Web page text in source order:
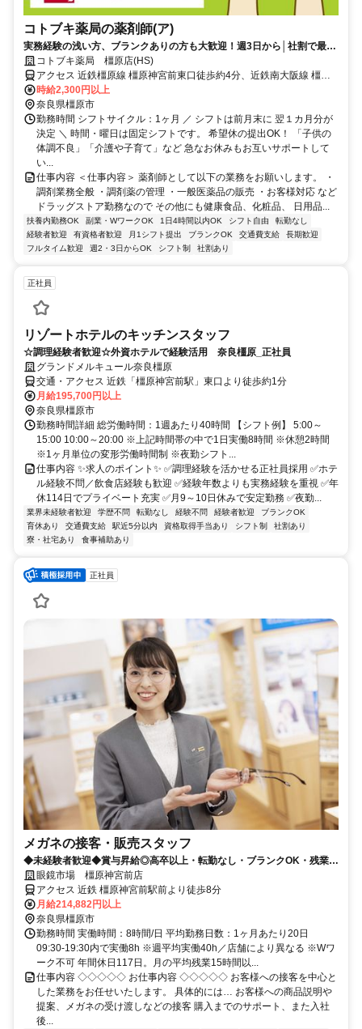
コトブキ薬局の薬剤師(ア)
実務経験の浅い方、ブランクありの方も大歓迎！週3日から│社割で最大
30％オフ♪
コトブキ薬局 橿原店(HS)
アクセス 近鉄橿原線 橿原神宮前東口徒歩約4分、近鉄南大阪線 橿原
神宮前東口徒歩約4分、近鉄吉野線 橿原神宮前東口徒歩約4分 0
時給2,300円以上
奈良県橿原市
勤務時間 シフトサイクル：1ヶ月 ／ シフトは前月末に 翌１カ月分が
決定 ＼ 時間・曜日は固定シフトです。 希望休の提出OK！ 「子供の
体調不良」「介護や子育て」など 急なお休みもお互いサポートして
い...
仕事内容 ＜仕事内容＞ 薬剤師として以下の業務をお願いします。 ・
調剤業務全般 ・調剤薬の管理 ・一般医薬品の販売 ・お客様対応 など
ドラッグストア勤務なので その他にも健康食品、化粧品、 日用品...
扶養内勤務OK 副業・WワークOK 1日4時間以内OK シフト自由
転勤なし
経験者歓迎
有資格者歓迎 月1シフト提出 ブランクOK 交通費支給
長期歓迎
フルタイム歓迎
週2・3日からOK シフト制 社割あり
正社員
リゾートホテルのキッチンスタッフ
☆調理経験者歓迎☆外資ホテルで経験活用 奈良橿原_正社員
グランドメルキュール奈良橿原
交通・アクセス 近鉄「橿原神宮前駅」東口より徒歩約1分
月給195,700円以上
奈良県橿原市
勤務時間詳細 総労働時間：1週あたり40時間 【シフト例】 5:00～
15:00 10:00～20:00 ※上記時間帯の中で1日実働8時間 ※休憩2時間
※1ヶ月単位の変形労働時間制 ※夜勤シフト...
仕事内容 ✨求人のポイント✨ ✅調理経験を活かせる正社員採用 ✅ホテ
ル経験不問／飲食店経験も歓迎 ✅経験年数よりも実務経験を重視 ✅年
休114日でプライベート充実 ✅月9～10日休みで安定勤務 ✅夜勤...
業界未経験者歓迎 学歴不問 転勤なし 経験不問 経験者歓迎
ブランクOK
育休あり
交通費支給 駅近5分以内 資格取得手当あり シフト制
社割あり
寮・社宅あり
食事補助あり
正社員
メガネの接客・販売スタッフ
◆未経験者歓迎◆賞与昇給◎高卒以上・転勤なし・ブランクOK・残業少
なめ・業界No1！
眼鏡市場 橿原神宮前店
アクセス 近鉄 橿原神宮前駅前より徒歩8分
月給214,882円以上
奈良県橿原市
勤務時間 実働時間：8時間/日 平均勤務日数：1ヶ月あたり20日
09:30-19:30内で実働8h ※週平均実働40h／店舗により異なる ※Wワ
ーク不可 年間休日117日。月の平均残業15時間以...
仕事内容 ◇◇◇◇◇ お仕事内容 ◇◇◇◇◇ お客様への接客を中心と
した業務をお任せいたします。 具体的には… お客様への商品説明や
提案、メガネの受け渡しなどの接客 購入までのサポート、また入社
後...